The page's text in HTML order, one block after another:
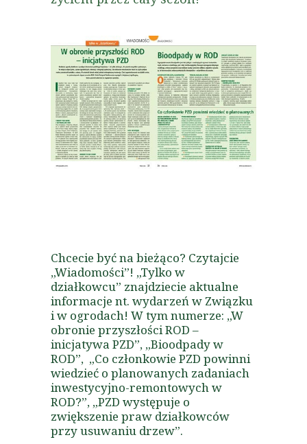
Chcecie być na bieżąco? Czytajcie
„Wiadomości”! „Tylko w
działkowcu” znajdziecie aktualne
informacje nt. wydarzeń w Związku
i w ogrodach! W tym numerze: „W
obronie przyszłości ROD –
inicjatywa PZD”, „Bioodpady w
ROD”, „Co członkowie PZD powinni
wiedzieć o planowanych zadaniach
inwestycyjno-remontowych w
ROD?”, „PZD występuje o
zwiększenie praw działkowców
przy usuwaniu drzew”.